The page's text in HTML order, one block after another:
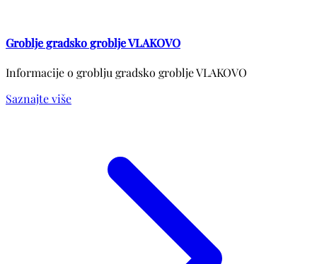
Groblje gradsko groblje VLAKOVO
Informacije o groblju gradsko groblje VLAKOVO
Saznajte više